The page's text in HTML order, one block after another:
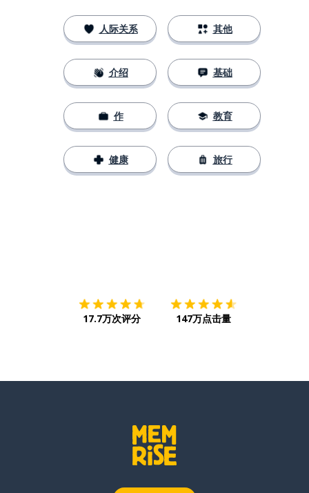
人际关系
介绍
作
健康
其他
基础
教育
旅行
17.7万次评分 147万点击量